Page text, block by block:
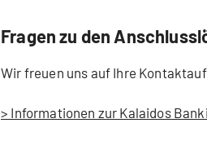
Fragen zu den
Wir freuen uns auf Ihre
> Informationen zur Kalaidos